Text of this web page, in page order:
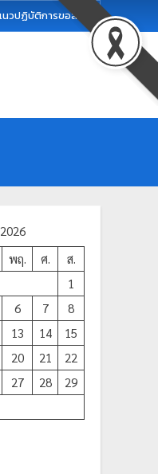
นวปฏิบัติการขอสอบ
พฤ. ศ.
ส.
1
6 7
8
13 14
15
20 21
22
27 28
29